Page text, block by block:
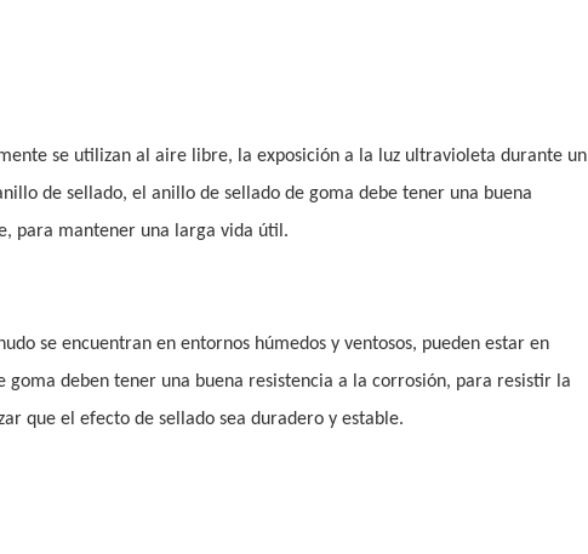
se utilizan al aire libre, la exposición a la luz ultravioleta durante un
de sellado, el anillo de sellado de goma debe tener una buena
para mantener una larga vida útil.
se encuentran en entornos húmedos y ventosos, pueden estar en
deben tener una buena resistencia a la corrosión, para resistir la
que el efecto de sellado sea duradero y estable.